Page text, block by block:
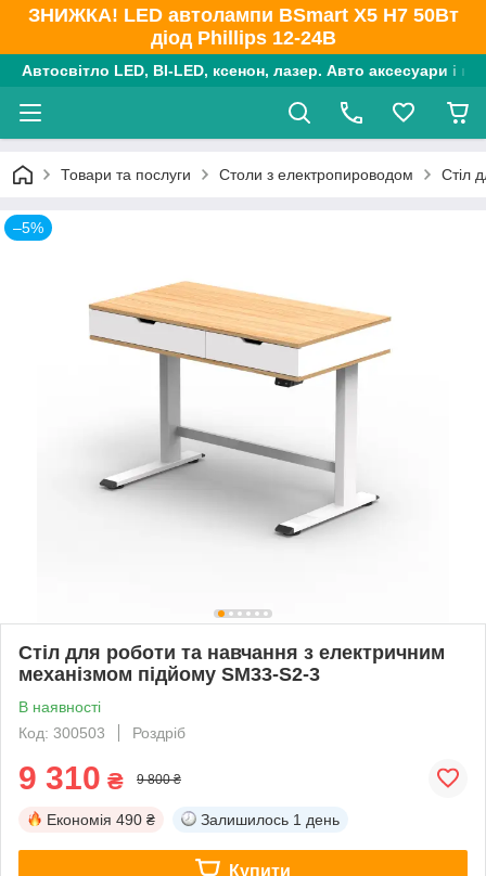
ЗНИЖКА! LED автолампи BSmart X5 H7 50Вт
діод Phillips 12-24В
Автосвітло LED, BI-LED, ксенон, лазер. Авто аксесуари і
Товари та послуги Столи з електропироводом Стіл
–5%
Стіл для роботи та навчання з електричним
механізмом підйому SM33-S2-3
В наявності
Код: 300503
Роздріб
9 310 ₴ 9 800 ₴
Економія 490 ₴ Залишилось 1 день
Купити